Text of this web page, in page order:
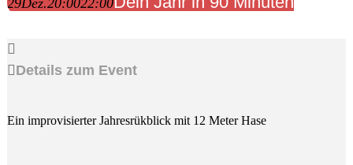
29Dez.20:0022:00
Details zum Event
Ein improvisierter Jahresrükblick mit 12 Meter Hase